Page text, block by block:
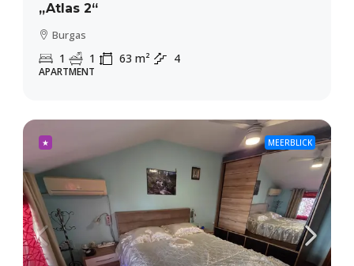
„Atlas 2“
Burgas
1 1 63 m² 4
APARTMENT
★ MEERBLICK